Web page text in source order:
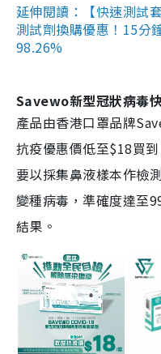
延伸閱讀：【快速測試
測試劑換購優惠！15分
98.26%
Savewo新型冠狀病毒
產品由香港口罩品牌
抗疫優惠價低至$18買
要以採集鼻液樣本作檢
變種病毒，準確度達至
結果。